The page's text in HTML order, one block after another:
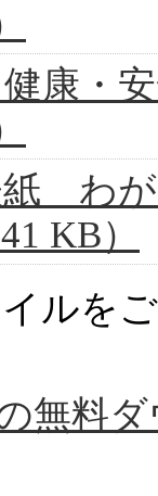
康・
わが
KB）
ルを
無料